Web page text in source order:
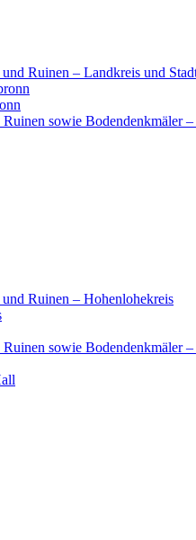
Ruinen – Landkreis und
sowie Bodendenkmäler
Ruinen – Hohenlohekreis
sowie Bodendenkmäler